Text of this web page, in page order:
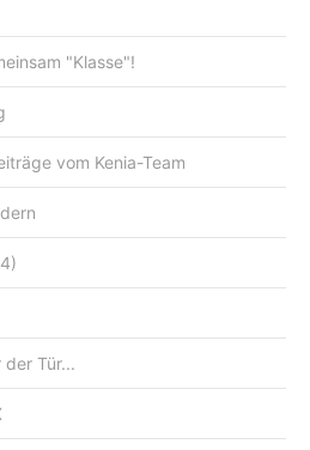
"Klasse"!
vom Kenia-Team
Tür...